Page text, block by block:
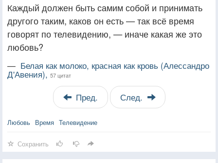
Каждый должен быть самим собой и принимать
другого таким, каков он есть — так всё время
говорят по телевидению, — иначе какая же это
любовь?
— Белая как молоко, красная как кровь (Алессандро
Д'Авения), 57 цитат
Пред. След.
Любовь Время Телевидение
Сохранить